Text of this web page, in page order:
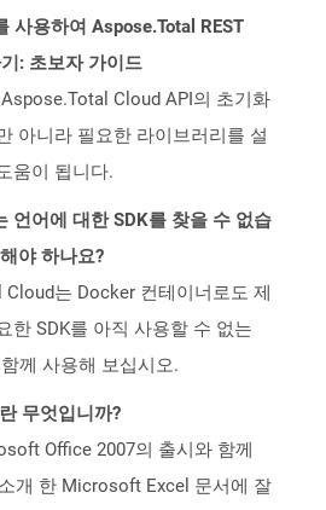
사용하여 Aspose.Total REST
: 초보자 가이드
Cloud API의 초기화
아니라 필요한 라이브러리를 설
움이 됩니다.
언어에 대한 SDK를 찾을 수 없습
야 하나요?
는 Docker 컨테이너로도 제
한 SDK를 아직 사용할 수 없는
께 사용해 보십시오.
무엇입니까?
Office 2007의 출시와 함께
개 한 Microsoft Excel 문서에 잘